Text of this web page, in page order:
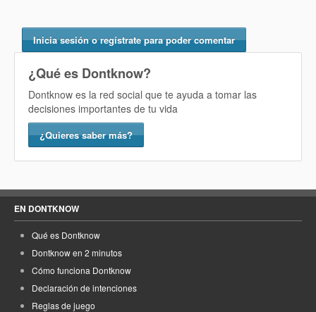
Inicia sesión o regístrate para poder comentar
¿Qué es Dontknow?
Dontknow es la red social que te ayuda a tomar las
decisiones importantes de tu vida
¿Quieres saber más?
EN DONTKNOW
Qué es Dontknow
Dontknow en 2 minutos
Cómo funciona Dontknow
Declaración de intenciones
Reglas de juego